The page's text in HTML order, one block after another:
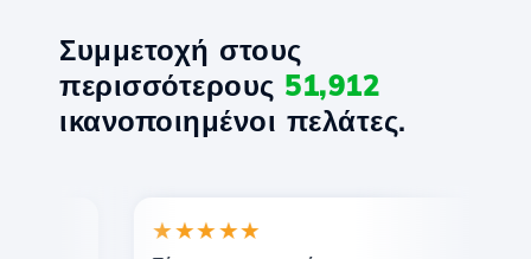
Συμμετοχή στους
περισσότερους 51,912
ικανοποιημένοι πελάτες.
★★★★★